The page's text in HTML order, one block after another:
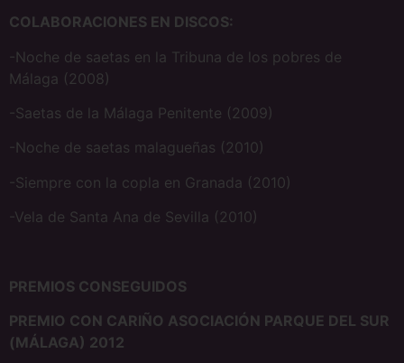
COLABORACIONES EN DISCOS:
-Noche de saetas en la Tribuna de los pobres de
Málaga (2008)
-Saetas de la Málaga Penitente (2009)
-Noche de saetas malagueñas (2010)
-Siempre con la copla en Granada (2010)
-Vela de Santa Ana de Sevilla (2010)
PREMIOS CONSEGUIDOS
PREMIO CON CARIÑO ASOCIACIÓN PARQUE DEL SUR
(MÁLAGA) 2012